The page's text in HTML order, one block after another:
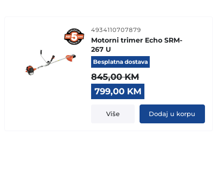
4934110707879
Motorni trimer Echo SRM-
267 U
Besplatna dostava
845,00KM
Original
price
was:
845,00 KM.
799,00 KM
price
is:
799,00 KM.
Više Dodaj u korpu